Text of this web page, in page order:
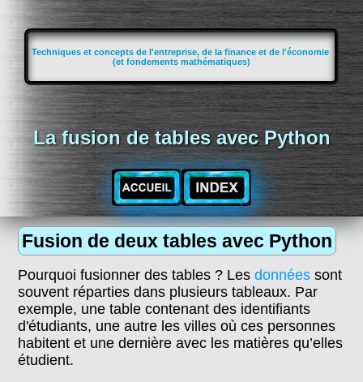
Techniques et concepts de l'entreprise, de la finance et de l'économie
(et fondements mathématiques)
La fusion de tables avec Python
Fusion de deux tables avec Python
Pourquoi fusionner des tables ? Lesdonnées sont
souvent réparties dans plusieurs tableaux. Par
exemple, une table contenant des identifiants
d'étudiants, une autre les villes où ces personnes
habitent et une dernière avec les matières qu’elles
étudient.